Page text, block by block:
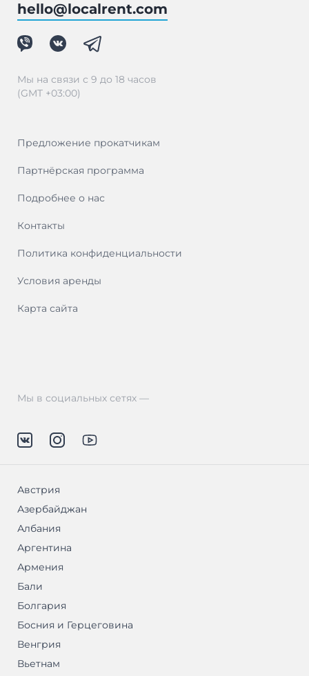
Предложение прокатчикам
Партнёрская программа
Подробнее о нас
Контакты
Политика конфиденциальности
Условия аренды
Карта сайта
Мы в социальных сетях —
hello@localrent.com
Мы на связи с 9 до 18 часов
(GMT +03:00)
Австрия
Азербайджан
Албания
Аргентина
Армения
Бали
Болгария
Босния и Герцеговина
Венгрия
Вьетнам